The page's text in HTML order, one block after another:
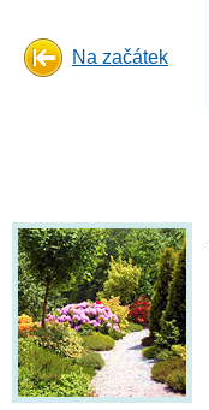
Na začátek